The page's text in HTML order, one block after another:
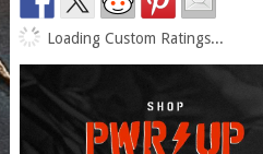
Loading Custom Ratings...